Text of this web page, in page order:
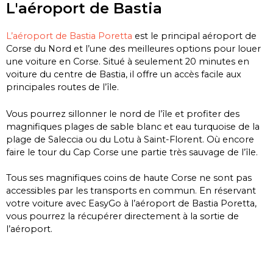
L'aéroport de Bastia
L’aéroport de Bastia Poretta est le principal aéroport de
Corse du Nord et l’une des meilleures options pour louer
une voiture en Corse. Situé à seulement 20 minutes en
voiture du centre de Bastia, il offre un accès facile aux
principales routes de l’île.
Vous pourrez sillonner le nord de l’île et profiter des
magnifiques plages de sable blanc et eau turquoise de la
plage de Saleccia ou du Lotu à Saint-Florent. Où encore
faire le tour du Cap Corse une partie très sauvage de l’île.
Tous ses magnifiques coins de haute Corse ne sont pas
accessibles par les transports en commun. En réservant
votre voiture avec EasyGo à l’aéroport de Bastia Poretta,
vous pourrez la récupérer directement à la sortie de
l’aéroport.